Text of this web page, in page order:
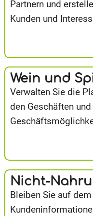
Partnern und
Kunden und
Wein und
Verwalten Sie die
den Geschäften
Nicht-
Bleiben Sie auf